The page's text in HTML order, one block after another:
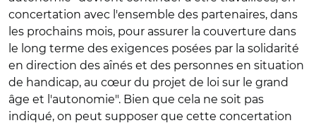
concertation avec l'ensemble des partenaires, dans
les prochains mois, pour assurer la couverture dans
le long terme des exigences posées par la solidarité
en direction des aînés et des personnes en situation
de handicap, au cœur du projet de loi sur le grand
âge et l'autonomie". Bien que cela ne soit pas
indiqué, on peut supposer que cette concertation